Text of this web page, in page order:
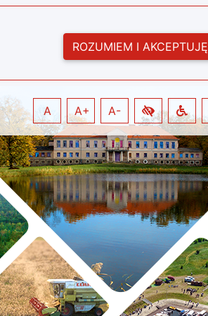
ROZUMIEM I AKCEPTUJĘ
A A+ A-